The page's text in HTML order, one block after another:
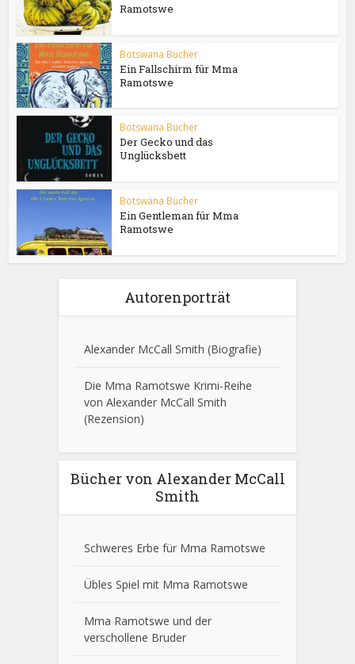
Ramotswe
Botswana Bücher
Ein Fallschirm für Mma
Ramotswe
Botswana Bücher
Der Gecko und das
Unglücksbett
Botswana Bücher
Ein Gentleman für Mma
Ramotswe
Autorenporträt
Alexander McCall Smith (Biografie)
Die Mma Ramotswe Krimi-Reihe
von Alexander McCall Smith
(Rezension)
Bücher von Alexander McCall
Smith
Schweres Erbe für Mma Ramotswe
Übles Spiel mit Mma Ramotswe
Mma Ramotswe und der
verschollene Bruder